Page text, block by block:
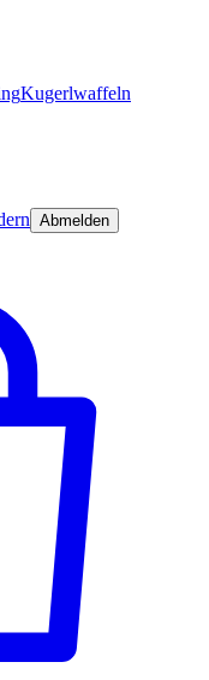
Kugerlwaffeln
Abmelden